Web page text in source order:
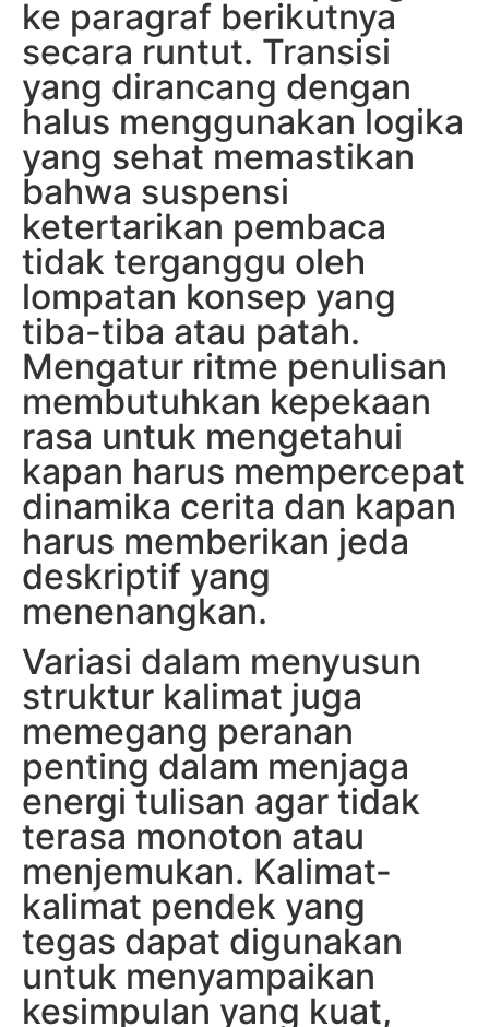
ke paragraf berikutnya
secara runtut. Transisi
yang dirancang dengan
halus menggunakan logika
yang sehat memastikan
bahwa suspensi
ketertarikan pembaca
tidak terganggu oleh
lompatan konsep yang
tiba-tiba atau patah.
Mengatur ritme penulisan
membutuhkan kepekaan
rasa untuk mengetahui
kapan harus mempercepat
dinamika cerita dan kapan
harus memberikan jeda
deskriptif yang
menenangkan.
Variasi dalam menyusun
struktur kalimat juga
memegang peranan
penting dalam menjaga
energi tulisan agar tidak
terasa monoton atau
menjemukan. Kalimat-
kalimat pendek yang
tegas dapat digunakan
untuk menyampaikan
kesimpulan yang kuat,